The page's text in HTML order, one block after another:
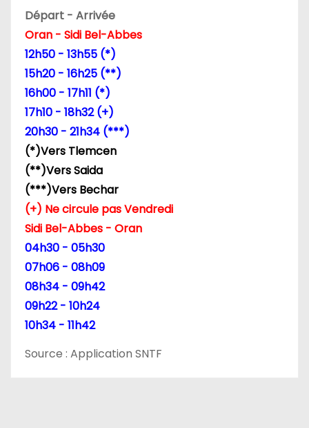
n
d
e
a
r
t
c
e
Départ - Arrivée
Oran - Sidi Bel-Abbes
12h50 - 13h55 (*)
15h20 - 16h25 (**)
16h00 - 17h11 (*)
17h10 - 18h32 (+)
20h30 - 21h34 (***)
(*)Vers Tlemcen
(**)Vers Saida
(***)Vers Bechar
(+) Ne circule pas Vendredi
Sidi Bel-Abbes - Oran
04h30 - 05h30
07h06 - 08h09
08h34 - 09h42
09h22 - 10h24
10h34 - 11h42
Source : Application SNTF